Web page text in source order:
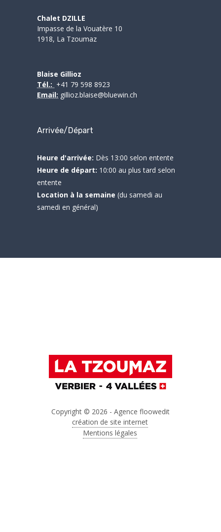
Chalet DZILLE
Impasse de la Vouatère 10
1918, La Tzoumaz
Blaise Gillioz
Tél.: +41 79 598 8923
Email: gillioz.blaise@bluewin.ch
Arrivée/Départ
Heure d'arrivée: Dès 13:00 selon entente
Heure de départ: 10:00 au plus tard selon
entente
Location à la semaine (du samedi au
samedi en général)
Copyright © 2026 - Agence floowedit
création de site internet
Mentions légales